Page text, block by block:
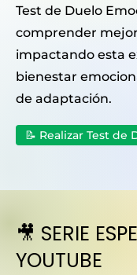
Test de Duelo
comprender
impactando esta
bienestar
de adaptación.
📝 Realizar Test de
🎥 SERIE
YOUTUBE